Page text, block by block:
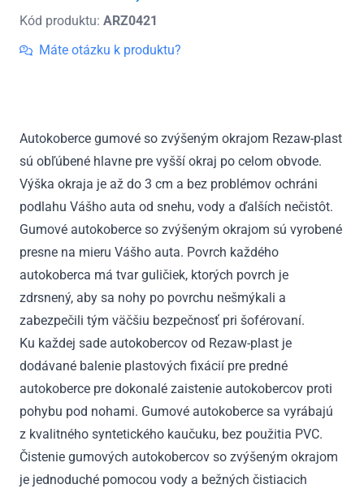
zvýšeným
okrajom
-
2006
Kód produktu: ARZ0421
Máte otázku k produktu?
Autokoberce gumové so zvýšeným okrajom Rezaw-plast
sú obľúbené hlavne pre vyšší okraj po celom obvode.
Výška okraja je až do 3 cm a bez problémov ochráni
podlahu Vášho auta od snehu, vody a ďalších nečistôt.
Gumové autokoberce so zvýšeným okrajom sú vyrobené
presne na mieru Vášho auta. Povrch každého
autokoberca má tvar guličiek, ktorých povrch je
zdrsnený, aby sa nohy po povrchu nešmýkali a
zabezpečili tým väčšiu bezpečnosť pri šoférovaní.
Ku každej sade autokobercov od Rezaw-plast je
dodávané balenie plastových fixácií pre predné
autokoberce pre dokonalé zaistenie autokobercov proti
pohybu pod nohami. Gumové autokoberce sa vyrábajú
z kvalitného syntetického kaučuku, bez použitia PVC.
Čistenie gumových autokobercov so zvýšeným okrajom
je jednoduché pomocou vody a bežných čistiacich